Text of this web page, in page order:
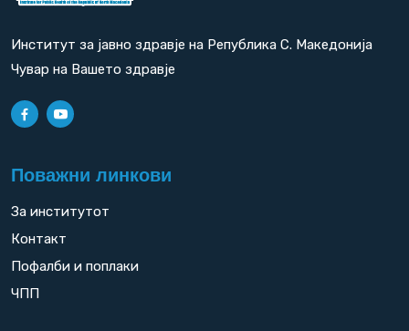
Институт за јавно здравје на Република С. Македонија
Чувар на Вашето здравје
Поважни линкови
За институтот
Контакт
Пофалби и поплаки
ЧПП